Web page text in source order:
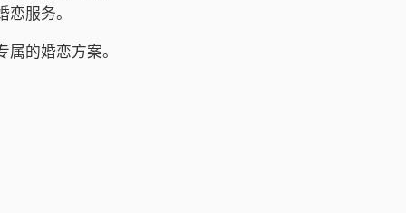
恋服务。
的婚恋方案。